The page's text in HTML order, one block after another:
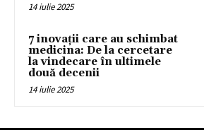
14 iulie 2025
7 inovații care au schimbat
medicina: De la cercetare
la vindecare în ultimele
două decenii
14 iulie 2025